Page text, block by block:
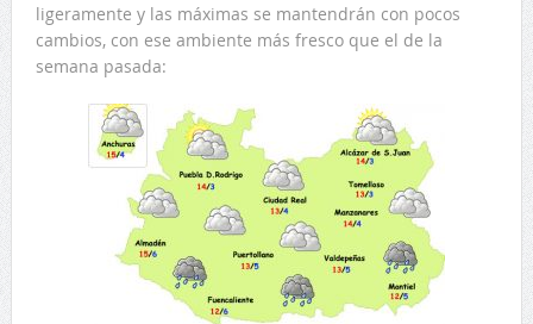
ligeramente y las máximas se mantendrán con pocos
cambios, con ese ambiente más fresco que el de la
semana pasada: